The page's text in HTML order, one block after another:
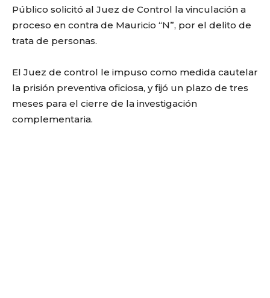
Público solicitó al Juez de Control la vinculación a
proceso en contra de Mauricio “N”, por el delito de
trata de personas.
El Juez de control le impuso como medida cautelar
la prisión preventiva oficiosa, y fijó un plazo de tres
meses para el cierre de la investigación
complementaria.